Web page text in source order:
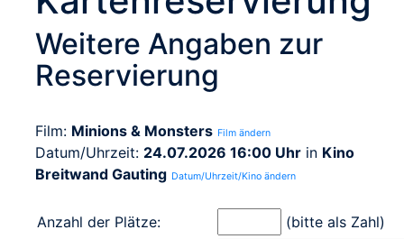
Weitere Angaben zur
Reservierung
Film: Minions & Monsters Film ändern
Datum/Uhrzeit: 24.07.2026 16:00 Uhr in Kino
Breitwand Gauting Datum/Uhrzeit/Kino ändern
Anzahl der Plätze:
(bitte als Zahl)